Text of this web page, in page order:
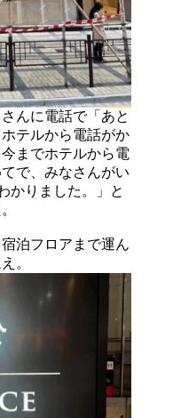
んに電話で「あと
テルから電話がか
までホテルから電
で、みなさんがい
かりました。」と
泊フロアまで運ん
。